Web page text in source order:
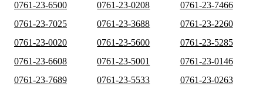
0761-23-6500
0761-23-0208
0761-23-7466
0761-23-7025
0761-23-3688
0761-23-2260
0761-23-0020
0761-23-5600
0761-23-5285
0761-23-6608
0761-23-5001
0761-23-0146
0761-23-7689
0761-23-5533
0761-23-0263